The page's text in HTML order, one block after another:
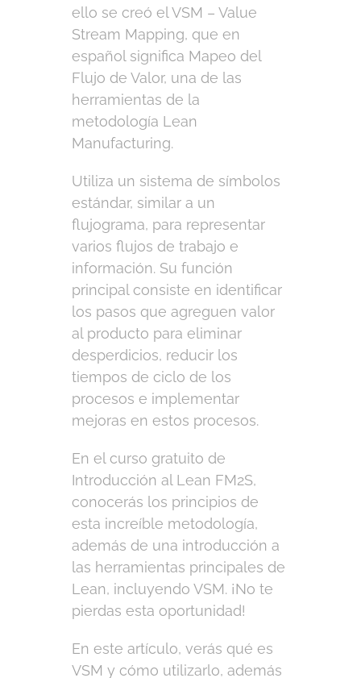
ello se creó el VSM – Value
Stream Mapping, que en
español significa Mapeo del
Flujo de Valor, una de las
herramientas de la
metodología Lean
Manufacturing.
Utiliza un sistema de símbolos
estándar, similar a un
flujograma, para representar
varios flujos de trabajo e
información. Su función
principal consiste en identificar
los pasos que agreguen valor
al producto para eliminar
desperdicios, reducir los
tiempos de ciclo de los
procesos e implementar
mejoras en estos procesos.
En el curso gratuito de
Introducción al Lean FM2S,
conocerás los principios de
esta increíble metodología,
además de una introducción a
las herramientas principales de
Lean, incluyendo VSM. ¡No te
pierdas esta oportunidad!
En este artículo, verás qué es
VSM y cómo utilizarlo, además